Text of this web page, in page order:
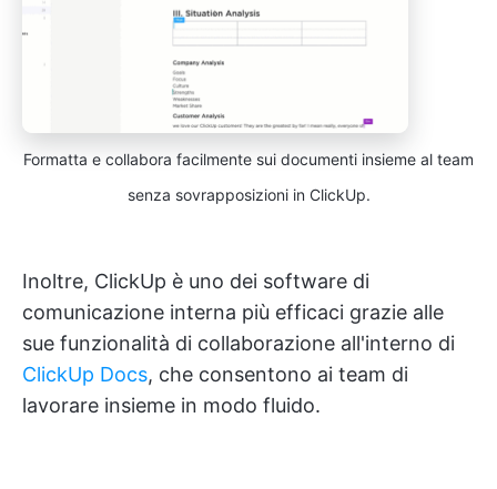
Formatta e collabora facilmente sui documenti insieme al team
senza sovrapposizioni in ClickUp.
Inoltre, ClickUp è uno dei software di
comunicazione interna più efficaci grazie alle
sue funzionalità di collaborazione all'interno di
ClickUp Docs, che consentono ai team di
lavorare insieme in modo fluido.